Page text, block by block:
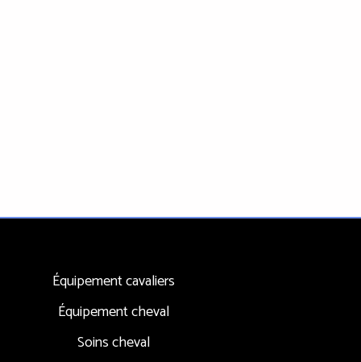
Équipement cavaliers
Équipement cheval
Soins cheval